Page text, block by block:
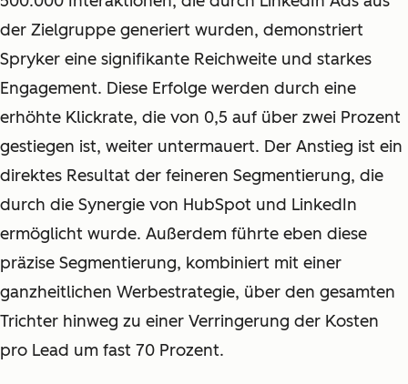
der Zielgruppe generiert wurden, demonstriert
Spryker eine signifikante Reichweite und starkes
Engagement. Diese Erfolge werden durch eine
erhöhte Klickrate, die von 0,5 auf über zwei Prozent
gestiegen ist, weiter untermauert. Der Anstieg ist ein
direktes Resultat der feineren Segmentierung, die
durch die Synergie von HubSpot und LinkedIn
ermöglicht wurde. Außerdem führte eben diese
präzise Segmentierung, kombiniert mit einer
ganzheitlichen Werbestrategie, über den gesamten
Trichter hinweg zu einer Verringerung der Kosten
pro Lead um fast 70 Prozent.